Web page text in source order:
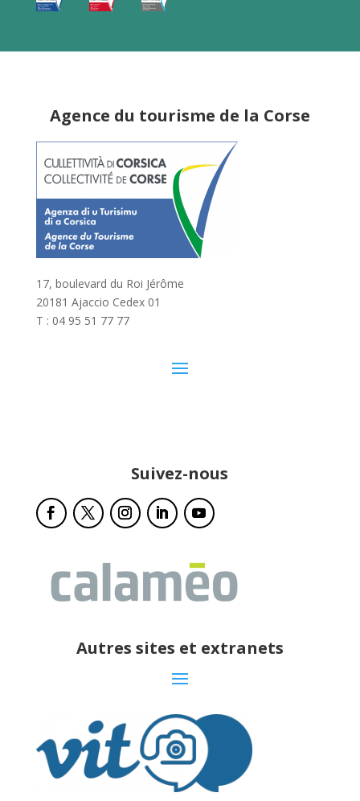
Agence du tourisme de la Corse
17, boulevard du Roi Jérôme
20181 Ajaccio Cedex 01
T : 04 95 51 77 77
Suivez-nous
Autres sites et extranets